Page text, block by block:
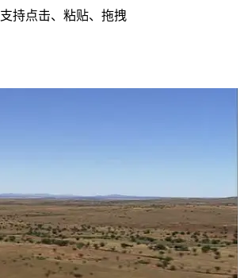
支持点击、粘贴、拖拽